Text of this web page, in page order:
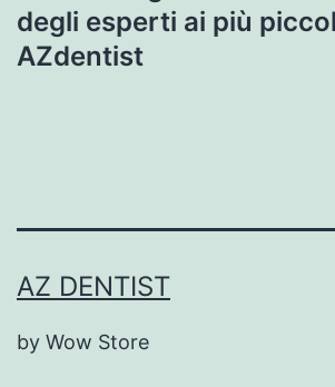
degli esperti ai più
AZdentist
AZ DENTIST
by Wow Store